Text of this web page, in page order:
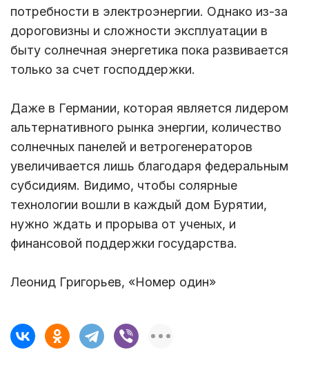
потребности в электроэнергии. Однако из-за
дороговизны и сложности эксплуатации в
быту солнечная энергетика пока развивается
только за счет господдержки.
Даже в Германии, которая является лидером
альтернативного рынка энергии, количество
солнечных панелей и ветрогенераторов
увеличивается лишь благодаря федеральным
субсидиям. Видимо, чтобы солярные
технологии вошли в каждый дом Бурятии,
нужно ждать и прорыва от ученых, и
финансовой поддержки государства.
Леонид Григорьев, «Номер один»